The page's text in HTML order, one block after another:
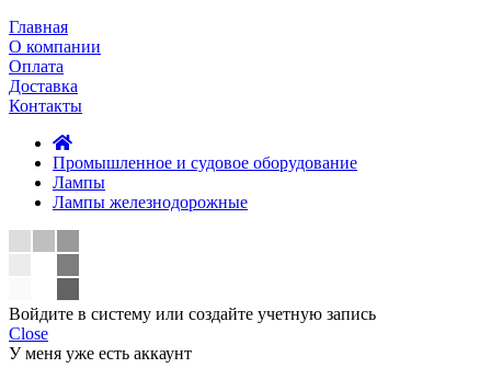
Главная
О компании
Оплата
Доставка
Контакты
Промышленное и судовое оборудование
Лампы
Лампы железнодорожные
Войдите в систему или создайте учетную запись
Close
У меня уже есть аккаунт